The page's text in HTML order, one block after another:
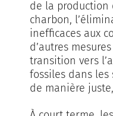
de la production
charbon,
inefficaces aux
d’autres
transition vers
fossiles dans les
de manière